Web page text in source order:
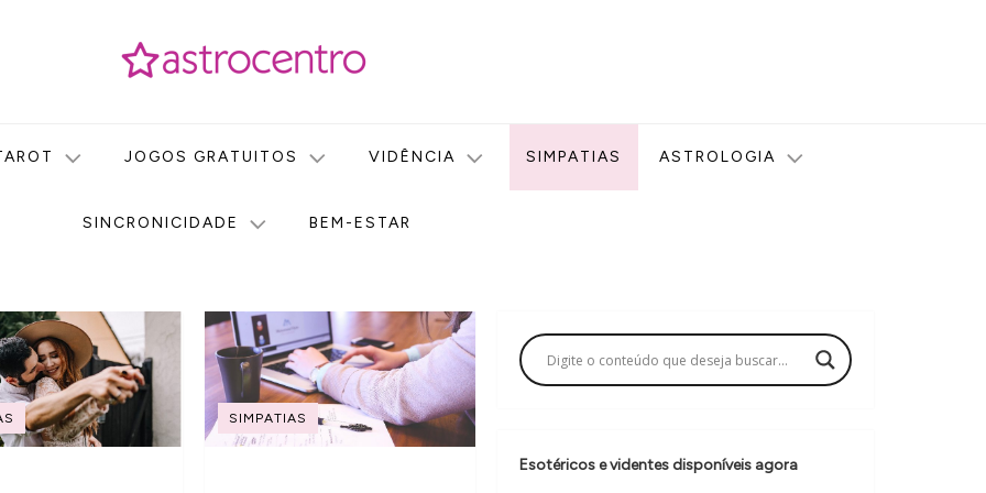
JOGOS GRATUITOS VIDÊNCIA SIMPATIAS ASTROLOGIA
SINCRONICIDADE BEM-ESTAR
SIMPATIAS
Esotéricos e videntes disponíveis agora